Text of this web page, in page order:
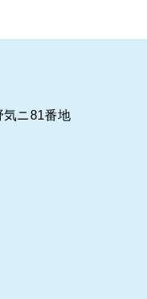
ニ81番地